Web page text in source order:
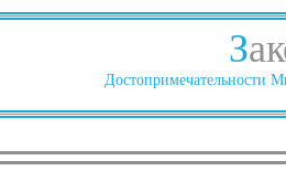
З
Достопримечательности